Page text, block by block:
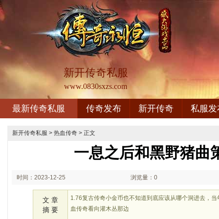
新开传奇私服
www.0830sxzs.com
最新传奇私服 传奇发布 新开传奇 私服发
新开传奇私服 > 热血传奇 > 正文
一息之后和黑野猪曲
时间：2023-12-25 浏览量：0
文 章
摘 要
1.76复古传奇小金币也不知道到底应该从哪个洞进去，
血传奇看向灌木丛那边